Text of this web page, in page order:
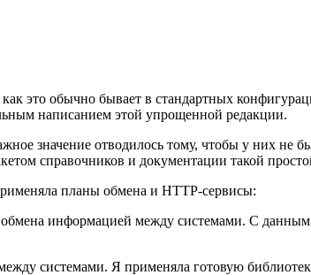
это обычно бывает в стандартных
написанием этой упрощенной редакции.
значение отводилось тому, чтобы у них
справочников и документации такой
планы обмена и HTTP-сервисы:
информацией между системами. С
системами. Я применяла готовую